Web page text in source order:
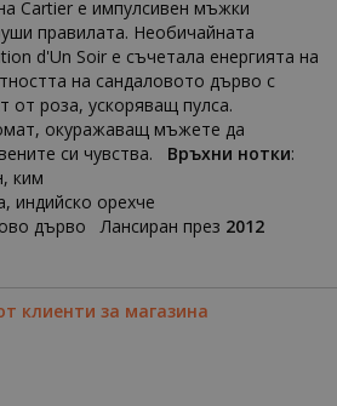
Cartier е импулсивен мъжки
правилата. Необичайната
d'Un Soir е съчетала енергията на
на сандаловото дърво с
от роза, ускоряващ пулса.
окуражаващ мъжете да
си чувства. Връхни нотки:
ким
индийско орехче
дърво Лансиран през 2012
клиенти за магазина